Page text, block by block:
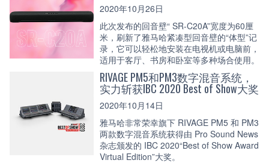
2020年10月26日
此次发布的回音壁“ SR-C20A”宽度为60厘
米，刷新了雅马哈紧凑型回音壁的“体型”记
录，它可以轻松地安装在电视机或电脑前，
适用于客厅、书房和卧室等多种场合使用。
RIVAGE PM5和PM3数字混音系统，
实力斩获IBC 2020 Best of Show大奖
2020年10月14日
雅马哈非常荣幸旗下 RIVAGE PM5 和 PM3
两款数字混音系统获得由 Pro Sound News
杂志颁发的 IBC 2020“Best of Show Award
Virtual Edition”大奖。